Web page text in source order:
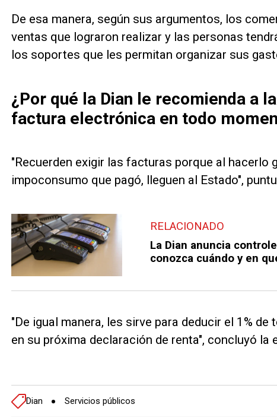
De esa manera, según sus argumentos, los
ventas que lograron realizar y las personas
los soportes que les permitan organizar sus
¿Por qué la Dian le recomienda a
factura electrónica en todo
"Recuerden exigir las facturas porque al hacerlo
impoconsumo que pagó, lleguen al Estado",
RELACIONADO
La Dian anuncia
conozca cuándo y en
"De igual manera, les sirve para deducir el 1%
en su próxima declaración de renta", concluyó la
Dian Servicios públicos